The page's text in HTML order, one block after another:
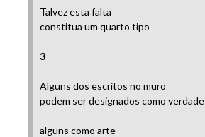
Talvez esta falta
constitua um quarto tipo
3
Alguns dos escritos no muro
podem ser designados como verdade
alguns como arte